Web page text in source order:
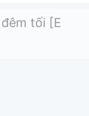
tối [E